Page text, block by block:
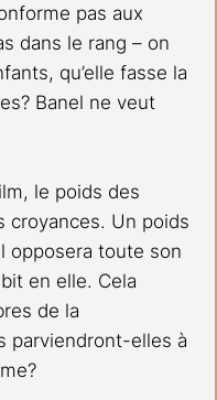
pas aux
dans le rang – on
qu’elle fasse la
Banel ne veut
le poids des
croyances. Un poids
opposera toute son
en elle. Cela
de la
parviendront-elles à